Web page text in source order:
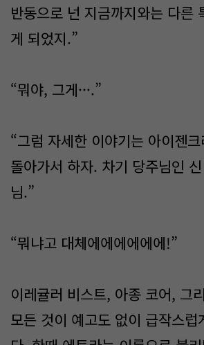
반동으로 넌 지금까지와는 다른
게 되었지.”
“뭐야, 그게···.”
“그럼 자세한 이야기는 아이젠
돌아가서 하자. 차기 당주님인
님.”
“뭐냐고 대체에에에에에에!”
이레귤러 비스트, 아종 코어, 그
모든 것이 예고도 없이 급작스럽